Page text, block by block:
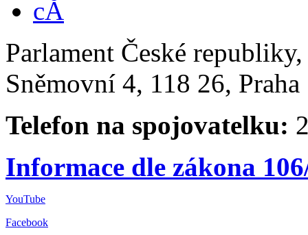
Parlament České
Sněmovní 4, 118 26,
Telefon na spojovatelku:
Informace dle zákona
YouTube
Facebook